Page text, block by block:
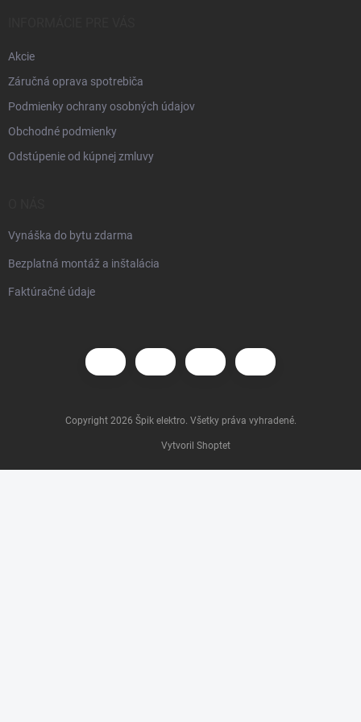
Akcie
Záručná oprava spotrebiča
Podmienky ochrany osobných údajov
Obchodné podmienky
Odstúpenie od kúpnej zmluvy
Vynáška do bytu zdarma
Bezplatná montáž a inštalácia
Faktúračné údaje
Vytvoril Shoptet
Copyright 2026 Špik elektro. Všetky práva vyhradené.